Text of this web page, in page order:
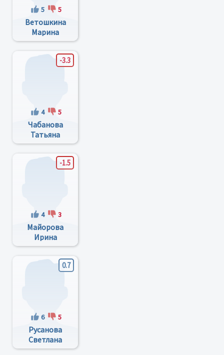
5 5
Ветошкина
Марина
Анатольевна
-3.3
4 5
Чабанова
Татьяна
Непомнюкакпоотчеству
-1.5
4 3
Майорова
Ирина
Александровна
0.7
6 5
Русанова
Светлана
Сиргевна